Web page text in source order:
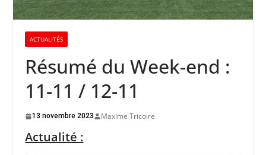
ACTUALITÉS
Résumé du Week-end :
11-11 / 12-11
13 novembre 2023 Maxime Tricoire
Actualité :